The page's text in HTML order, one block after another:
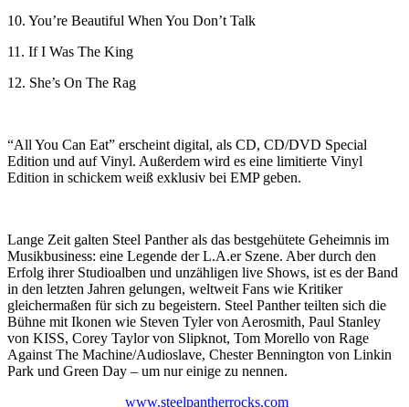
10. You’re Beautiful When You Don’t Talk
11. If I Was The King
12. She’s On The Rag
“All You Can Eat” erscheint digital, als CD, CD/DVD Special
Edition und auf Vinyl. Außerdem wird es eine limitierte Vinyl
Edition in schickem weiß exklusiv bei EMP geben.
Lange Zeit galten Steel Panther als das bestgehütete Geheimnis im
Musikbusiness: eine Legende der L.A.er Szene. Aber durch den
Erfolg ihrer Studioalben und unzähligen live Shows, ist es der Band
in den letzten Jahren gelungen, weltweit Fans wie Kritiker
gleichermaßen für sich zu begeistern. Steel Panther teilten sich die
Bühne mit Ikonen wie Steven Tyler von Aerosmith, Paul Stanley
von KISS, Corey Taylor von Slipknot, Tom Morello von Rage
Against The Machine/Audioslave, Chester Bennington von Linkin
Park und Green Day – um nur einige zu nennen.
www.steelpantherrocks.com